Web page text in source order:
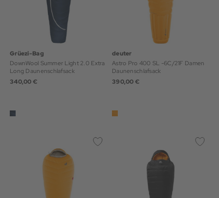
Grüezi-Bag
DownWool Summer Light 2.0 Extra
Long Daunenschlafsack
340,00 €
deuter
Astro Pro 400 SL -6C/21F Damen
Daunenschlafsack
390,00 €